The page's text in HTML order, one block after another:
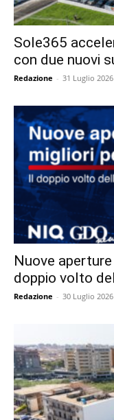
Sole365
con due nuovi
Redazione - 31 Luglio 2026
Nuove
doppio volto
Redazione - 30 Luglio 2026